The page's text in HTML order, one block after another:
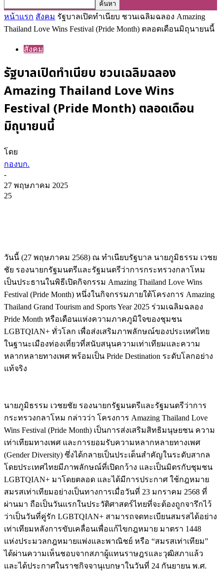
หน้าแรก สังคม รัฐบาลเปิดทำเนียบ ชวนเฉลิมฉลอง Amazing
Thailand Love Wins Festival (Pride Month) ตลอดเดือนมิถุนายนนี้
สังคม
รัฐบาลเปิดทำเนียบ ชวนเฉลิมฉลอง
Amazing Thailand Love Wins
Festival (Pride Month) ตลอดเดือน
มิถุนายนนี้
โดย
กองบก.
-
27 พฤษภาคม 2025
25
วันนี้ (27 พฤษภาคม 2568) ณ ทำเนียบรัฐบาล นายภูมิธรรม เวชย
ชัย รองนายกรัฐมนตรีและรัฐมนตรีว่าการกระทรวงกลาโหม
เป็นประธานในพิธีเปิดกิจกรรม Amazing Thailand Love Wins
Festival (Pride Month) หนึ่งในกิจกรรมภายใต้โครงการ Amazing
Thailand Grand Tourism and Sports Year 2025 ร่วมเฉลิมฉลอง
Pride Month หรือเดือนแห่งความภาคภูมิใจของชุมชน
LGBTQIAN+ ทั่วโลก เพื่อส่งเสริมภาพลักษณ์ของประเทศไทย
ในฐานะเมืองท่องเที่ยวที่สนับสนุนความเท่าเทียมและความ
หลากหลายทางเพศ พร้อมเป็น Pride Destination ระดับโลกอย่าง
แท้จริง
นายภูมิธรรม เวชยชัย รองนายกรัฐมนตรีและรัฐมนตรีว่าการ
กระทรวงกลาโหม กล่าวว่า โครงการ Amazing Thailand Love
Wins Festival (Pride Month) เป็นการส่งเสริมสิทธิมนุษยชน ความ
เท่าเทียมทางเพศ และการยอมรับความหลากหลายทางเพศ
(Gender Diversity) ซึ่งได้กลายเป็นประเด็นสำคัญในระดับสากล
โดยประเทศไทยมีภาพลักษณ์ที่เปิดกว้าง และเป็นมิตรกับชุมชน
LGBTQIAN+ มาโดยตลอด และได้มีการประกาศ ใช้กฎหมาย
สมรสเท่าเทียมอย่างเป็นทางการเมื่อวันที่ 23 มกราคม 2568 ที่
ผ่านมา ถือเป็นวันแรกในประวัติศาสตร์ไทยที่จะต้องถูกจารึกไว้
ว่าเป็นวันที่คู่รัก LGBTQIAN+ สามารถจดทะเบียนสมรสได้อย่าง
เท่าเทียมหลังการขับเคลื่อนเพื่อแก้ไขกฎหมาย มาตรา 1448
แห่งประมวลกฎหมายแพ่งและพาณิชย์ หรือ “สมรสเท่าเทียม”
ได้ผ่านความเห็นชอบจากสภาผู้แทนราษฎรและวุฒิสภาแล้ว
และได้ประกาศในราชกิจจานุเบกษาในวันที่ 24 กันยายน พ.ศ.